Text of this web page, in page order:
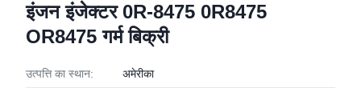
इंजन इंजेक्टर 0R-8475 0R8475
OR8475 गर्म बिक्री
उत्पत्ति का स्थान: अमेरीका